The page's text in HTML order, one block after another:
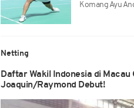
Komang Ayu
Netting
Daftar Wakil Indonesia di
Joaquin/Raymond Debut!